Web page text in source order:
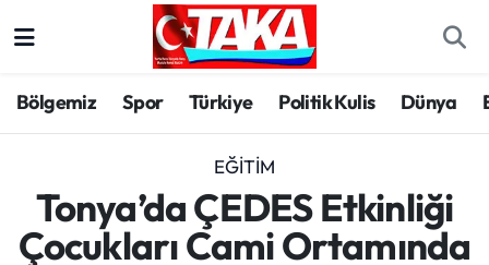
Bölgemiz Spor Türkiye Politik Kulis Dünya
EĞITIM
Tonya’da ÇEDES Etkinliği
Çocukları Cami Ortamında
Spor
Türkiye
Kültür/Sanat
Trabzon Hava Durumu
Trabzon Trafik Yoğunluk Haritası
Süper Lig Puan Durumu ve Fikstür